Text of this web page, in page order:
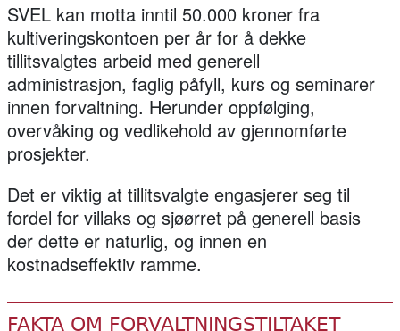
SVEL kan motta inntil 50.000 kroner fra
kultiveringskontoen per år for å dekke
tillitsvalgtes arbeid med generell
administrasjon, faglig påfyll, kurs og seminarer
innen forvaltning. Herunder oppfølging,
overvåking og vedlikehold av gjennomførte
prosjekter.
Det er viktig at tillitsvalgte engasjerer seg til
fordel for villaks og sjøørret på generell basis
der dette er naturlig, og innen en
kostnadseffektiv ramme.
FAKTA OM FORVALTNINGSTILTAKET